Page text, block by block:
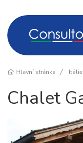
Hlavní stránka Itálie
Chalet